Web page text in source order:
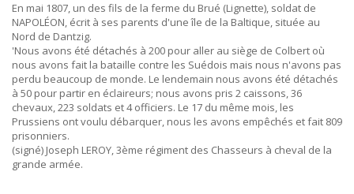
En mai 1807, un des fils de la ferme du Brué (Lignette), soldat de
NAPOLÉON, écrit à ses parents d'une île de la Baltique, située au
Nord de Dantzig.
'Nous avons été détachés à 200 pour aller au siège de Colbert où
nous avons fait la bataille contre les Suédois mais nous n'avons pas
perdu beaucoup de monde. Le lendemain nous avons été détachés
à 50 pour partir en éclaireurs; nous avons pris 2 caissons, 36
chevaux, 223 soldats et 4 officiers. Le 17 du même mois, les
Prussiens ont voulu débarquer, nous les avons empêchés et fait 809
prisonniers.
(signé) Joseph LEROY, 3ème régiment des Chasseurs à cheval de la
grande armée.